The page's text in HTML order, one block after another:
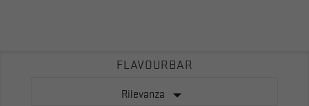
FLAVOURBAR
Rilevanza 